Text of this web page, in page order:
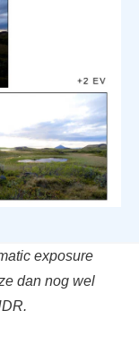
exposure
dan nog wel